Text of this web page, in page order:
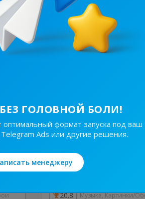
𝙎𝙤𝙣𝙜_𝙐𝙠𝙧𝙖𝙞𝙣𝙚_𝙈𝙪𝙨𝙞𝙘🩶
11.2 Музыка
Цена рекламы
20.8 Музыка, Картинки/
ГОЛОВНОЙ БОЛИ!
формат запуска под ваш
Telegram Ads или другие решения.
менеджеру